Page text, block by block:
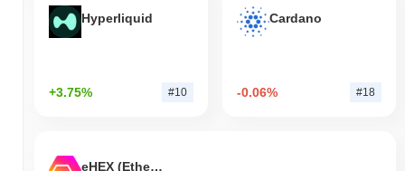
Hyperliquid
+3.75% #10
Cardano
-0.06% #18
eHEX (Ethereum)